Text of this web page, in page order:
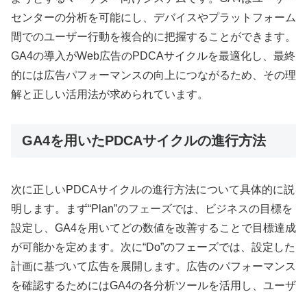
センターの分析を可能にし、デバイスやプラットフォーム
間でのユーザー行動を複合的に把握することができます。
GA4の導入がWeb広告のPDCAサイクルを最適化し、最終
的には広告パフォーマンスの向上につながるため、その理
解と正しい活用法が求められています。
GA4を用いたPDCAサイクルの進行方法
次に正しいPDCAサイクルの進行方法について具体的に説
明します。まず“Plan”のフェーズでは、ビジネスの目標を
設定し、GA4を用いてどの数値を改善することで目標達成
が可能かを定めます。次に“Do”のフェーズでは、設定した
計画に基づいて広告を展開します。広告のパフォーマンス
を確認するためにはGA4の各分析ツールを活用し、ユーザ